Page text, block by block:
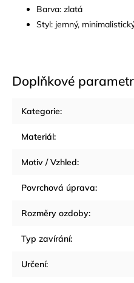
Barva: zlatá
Styl: jemný,
Doplňkové
Kategorie:
Materiál:
Motiv / Vzhled:
Povrchová úprava:
Rozměry ozdoby:
Typ zavírání:
Určení: